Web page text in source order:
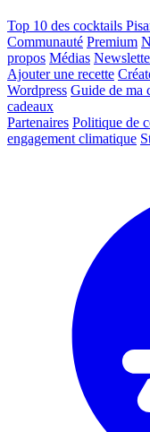
Top 10 des cocktails
Communauté Premium
propos Médias
Ajouter une recette
Wordpress Guide de ma
cadeaux
Partenaires Politique de
engagement climatique